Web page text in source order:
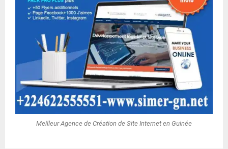
Meilleur Agence de Création de Site Internet en Guinée